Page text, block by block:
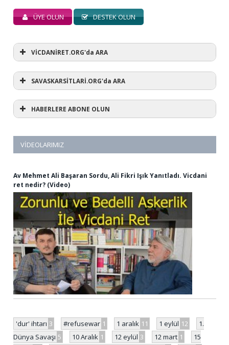
ÜYE OLUN DESTEK OLUN
VİCDANİRET.ORG'da ARA
SAVASKARSİTLARİ.ORG'da ARA
HABERLERE ABONE OLUN
VIDEOLARIMIZ
Av Mehmet Ali Başaran Sordu, Ali Fikri Işık Yanıtladı. Vicdani
ret nedir? (Video)
'dur' ihtarı 3 #refusewar 1 1 aralık 11 1 eylül 12
1.
Dünya Savaşı 5 10 Aralık 1 12 eylül 3 12 mart 1
15